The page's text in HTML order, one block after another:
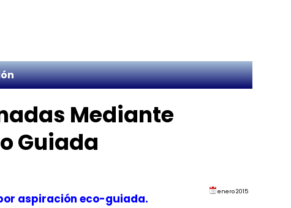
Mediante
Guiada
enero 2015
aspiración eco-guiada.